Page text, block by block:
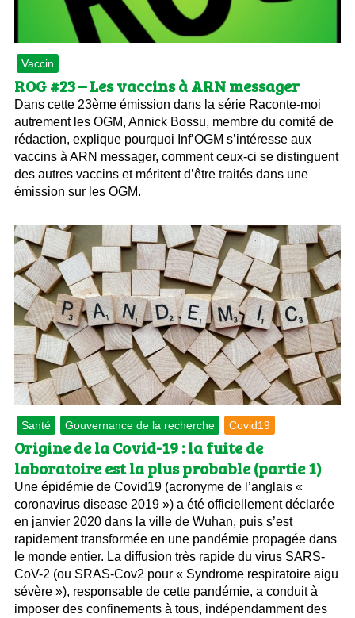
Vaccin
ROG #23 – Les vaccins à ARN messager
Dans cette 23ème émission dans la série Raconte-moi
autrement les OGM, Annick Bossu, membre du comité de
rédaction, explique pourquoi Inf’OGM s’intéresse aux
vaccins à ARN messager, comment ceux-ci se distinguent
des autres vaccins et méritent d’être traités dans une
émission sur les OGM.
Santé Gouvernance de la recherche Covid19
Origine de la Covid-19 : la fuite de
laboratoire est la plus probable (partie 1)
Une épidémie de Covid19 (acronyme de l’anglais «
coronavirus disease 2019 ») a été officiellement déclarée
en janvier 2020 dans la ville de Wuhan, puis s’est
rapidement transformée en une pandémie propagée dans
le monde entier. La diffusion très rapide du virus SARS-
CoV-2 (ou SRAS-Cov2 pour « Syndrome respiratoire aigu
sévère »), responsable de cette pandémie, a conduit à
imposer des confinements à tous, indépendamment des